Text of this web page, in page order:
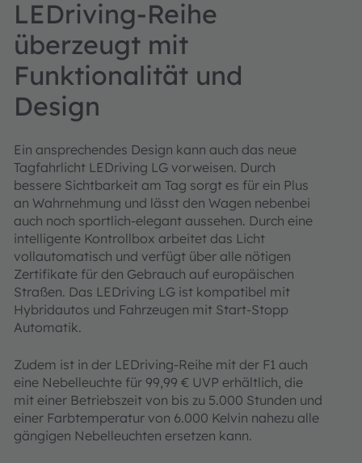
LEDriving-Reihe
überzeugt mit
Funktionalität und
Design
Ein ansprechendes Design kann auch das neue
Tagfahrlicht LEDriving LG vorweisen. Durch
bessere Sichtbarkeit am Tag sorgt es für ein Plus
an Wahrnehmung und lässt den Wagen nebenbei
auch noch sportlich-elegant aussehen. Durch eine
intelligente Kontrollbox arbeitet das Licht
vollautomatisch und verfügt über alle nötigen
Zertifikate für den Gebrauch auf europäischen
Straßen. Das LEDriving LG ist kompatibel mit
Hybridautos und Fahrzeugen mit Start-Stopp
Automatik.
Zudem ist in der LEDriving-Reihe mit der F1 auch
eine Nebelleuchte für 99,99 € UVP erhältlich, die
mit einer Betriebszeit von bis zu 5.000 Stunden und
einer Farbtemperatur von 6.000 Kelvin nahezu alle
gängigen Nebelleuchten ersetzen kann.